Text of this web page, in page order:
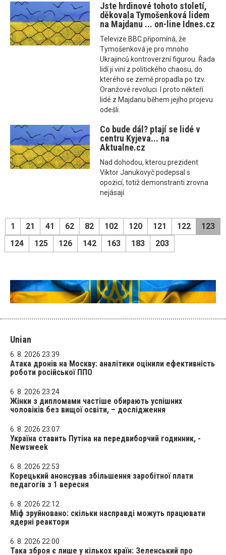
Jste hrdinové tohoto století,
děkovala Tymošenková lidem
na Majdanu ... on-line Idnes.cz
Televize BBC připomíná, že
Tymošenková je pro mnoho
Ukrajinců kontroverzní figurou. Řada
lidí ji viní z politického chaosu, do
kterého se země propadla po tzv.
Oranžové revoluci. I proto někteří
lidé z Majdanu během jejího projevu
odešli.
Co bude dál? ptají se lidé v
centru Kyjeva... na
Aktualne.cz
Nad dohodou, kterou prezident
Viktor Janukovyč podepsal s
opozicí, totiž demonstranti zrovna
nejásají.
1 21 41 62 82 102 120 121 122
123
124
125 126 142 163 183 203
Unian
6. 8. 2026 23:39
Атака дронів на Москву: аналітики оцінили ефективність
роботи російської ППО
6. 8. 2026 23:24
Жінки з дипломами частіше обирають успішних
чоловіків без вищої освіти, – дослідження
6. 8. 2026 23:07
Україна ставить Путіна на передвиборчий годинник, -
Newsweek
6. 8. 2026 22:53
Корецький анонсував збільшення заробітної плати
педагогів з 1 вересня
6. 8. 2026 22:12
Міф зруйновано: скільки насправді можуть працювати
ядерні реактори
6. 8. 2026 22:00
Така зброя є лише у кількох країн: Зеленський про